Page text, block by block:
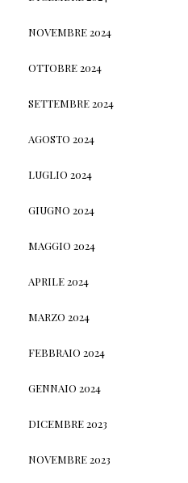
NOVEMBRE 2024
OTTOBRE 2024
SETTEMBRE 2024
AGOSTO 2024
LUGLIO 2024
GIUGNO 2024
MAGGIO 2024
APRILE 2024
MARZO 2024
FEBBRAIO 2024
GENNAIO 2024
DICEMBRE 2023
NOVEMBRE 2023